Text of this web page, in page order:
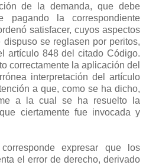
de la demanda, que debe
pagando la correspondiente
satisfacer, cuyos aspectos
se reglasen por peritos,
artículo 848 del citado Código.
correctamente la aplicación del
interpretación del artículo
a que, como se ha dicho,
a la cual se ha resuelto la
ciertamente fue invocada y
expresar que los
el error de derecho, derivado